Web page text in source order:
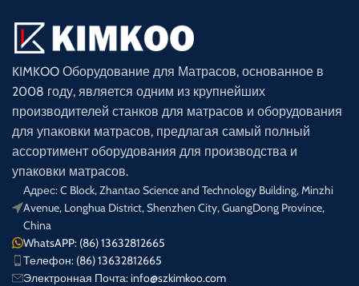
KIMKOO Оборудование для Матрасов, основанное в
2008 году, является одним из крупнейших
производителей станков для матрасов и оборудования
для упаковки матрасов, предлагая самый полный
ассортимент оборудования для производства и
упаковки матрасов.
Адрес: C Block, Zhantao Science and Technology Building, Minzhi
Avenue, Longhua District, Shenzhen City, GuangDong Province,
China
WhatsAPP: (86) 13632812665
Телефон: (86) 13632812665
Электронная Почта:info@szkimkoo.com